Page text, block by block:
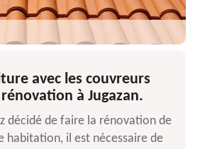
avec les couvreurs
à Jugazan.
décidé de faire la rénovation de
habitation, il est nécessaire de